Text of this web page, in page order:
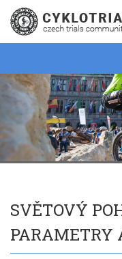
SVĚTOVÝ
PARAMETRY